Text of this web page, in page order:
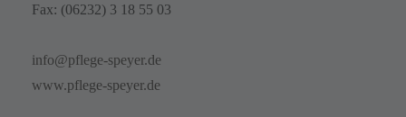
Fax: (06232) 3 18 55 03
info@pflege-speyer.de
www.pflege-speyer.de